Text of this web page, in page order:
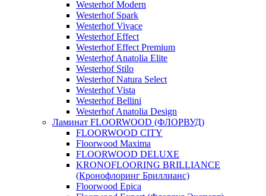
Westerhof Modern
Westerhof Spark
Westerhof Vivace
Westerhof Effect
Westerhof Effect Premium
Westerhof Anatolia Elite
Westerhof Stilo
Westerhof Natura Select
Westerhof Vista
Westerhof Bellini
Westerhof Anatolia Design
Ламинат FLOORWOOD (ФЛОРВУД)
FLOORWOOD CITY
Floorwood Maxima
FLOORWOOD DELUXE
KRONOFLOORING BRILLIANCE
(Кронофлоринг Бриллианс)
Floorwood Epica